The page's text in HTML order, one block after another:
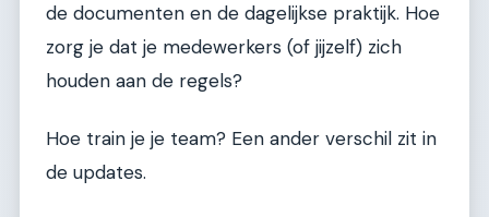
de documenten en de dagelijkse praktijk. Hoe
zorg je dat je medewerkers (of jijzelf) zich
houden aan de regels?
Hoe train je je team? Een ander verschil zit in
de updates.